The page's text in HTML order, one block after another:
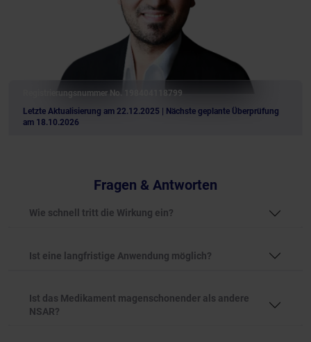
Letzte Aktualisierung am 22.12.2025
| Nächste geplante Überprüfung
am 18.10.2026
Registrierungsnummer No. 198404118799
Fragen & Antworten
Wie schnell tritt die Wirkung ein?
Ist eine langfristige Anwendung möglich?
Ist das Medikament magenschonender als andere
NSAR?